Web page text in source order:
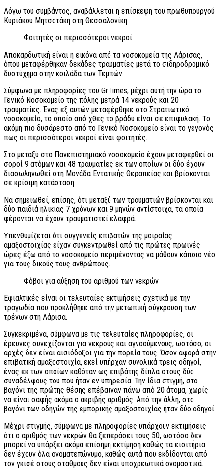
Λόγω του συμβάντος, αναβάλλεται η επίσκεψη του πρωθυπουργού
Κυριάκου Μητσοτάκη στη Θεσσαλονίκη.
Φοιτητές οι περισσότεροι νεκροί
Αποκαρδωτική είναι η εικόνα από τα νοσοκομεία της Λάρισας,
όπου μεταφέρθηκαν δεκάδες τραυματίες μετά το σιδηροδρομικό
δυστύχημα στην κοιλάδα των Τεμπών.
Σύμφωνα με πληροφορίες του GrTimes, μέχρι αυτή την ώρα το
Γενικό Νοσοκομείο της πόλης μετρά 14 νεκρούς και 20
τραυματίες. Ένας εξ αυτών μεταφέρθηκε στο Στρατιωτικό
νοσοκομείο, το οποίο από χθες το βράδυ είναι σε επιφυλακή. Το
ακόμη πιο δυσάρεστο από το Γενικό Νοσοκομείο είναι το γεγονός
πως οι περισσότεροι νεκροί είναι φοιτητές.
Στο μεταξύ στο Πανεπιστημιακό νοσοκομείο έχουν μεταφερθεί οι
σοροί 9 ατόμων και 48 τραυματίες εκ των οποίων οι δύο έχουν
διασωληνωθεί στη Μονάδα Εντατικής Θεραπείας και βρίσκονται
σε κρίσιμη κατάσταση.
Να σημειωθεί, επίσης, ότι μεταξύ των τραυματιών βρίσκονται και
δύο παιδιά ηλικίας 7 χρόνων και 9 μηνών αντίστοιχα, τα οποία
φέρονται να έχουν τραυματιστεί ελαφρά.
Υπενθυμίζεται ότι συγγενείς επιβατών της μοιραίας
αμαξοστοιχίας είχαν συγκεντρωθεί από τις πρώτες πρωινές
ώρες έξω από το νοσοκομείο περιμένοντας να μάθουν κάποιο νέο
για τους δικούς τους ανθρώπους.
Φόβοι για αύξηση του αριθμού των νεκρών
Εφιαλτικές είναι οι τελευταίες εκτιμήσεις σχετικά με την
τραγωδία που προκλήθηκε από την μετωπική σύγκρουση των
τρένων στη Λάρισα.
Συγκεκριμένα, σύμφωνα με τις τελευταίες πληροφορίες, οι
έρευνες συνεχίζονται για νεκρούς και αγνοούμενους, ωστόσο, οι
αρχές δεν είναι αισιόδοξοι για την πορεία τους. Όσον αφορά στην
επιβατική αμαξοστοιχία, εκεί υπήρχαν συνολικά τρεις οδηγοί,
ένας εκ των οποίων καθόταν ως επιβάτης δίπλα στους δύο
συναδέλφους του που ήταν εν υπηρεσία. Την ίδια στιγμή, στο
βαγόνι της πρώτης θέσης επέβαιναν πάνω από 20 άτομα, χωρίς
να είναι σαφής ακόμα ο ακριβής αριθμός. Από την άλλη, στο
βαγόνι των οδηγών της εμπορικής αμαξοστοιχίας ήταν δύο οδηγοί.
Μέχρι στιγμής, σύμφωνα με πληροφορίες υπάρχουν εκτιμήσεις
ότι ο αριθμός των νεκρών θα ξεπεράσει τους 50, ωστόσο δεν
μπορεί να υπάρξει ακόμα επίσημη εκτίμηση καθώς τα εισιτήρια
δεν έχουν όλα ονοματεπώνυμο, καθώς αυτά που εκδίδονται από
τον γκισέ στους σταθμούς δεν είναι υποχρεωτικά ονομαστικά.